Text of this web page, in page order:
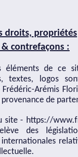
droits, propriétés
contrefaçons :
éléments de ce
textes, logos
Arémis
de
site - https://
des